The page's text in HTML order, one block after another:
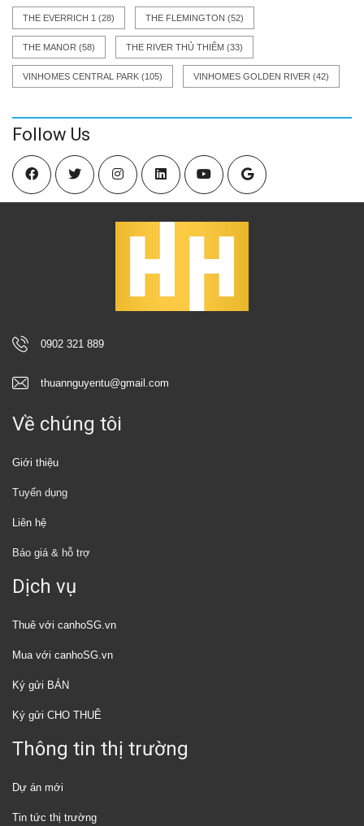
THE EVERRICH 1 (28) THE FLEMINGTON (52)
THE MANOR (58) THE RIVER THỦ THIÊM (33)
VINHOMES CENTRAL PARK (105) VINHOMES GOLDEN RIVER (42)
Follow Us
0902 321 889
thuannguyentu@gmail.com
Về chúng tôi
Giới thiệu
Tuyển dụng
Liên hệ
Báo giá & hỗ trợ
Dịch vụ
Thuê với canhoSG.vn
Mua với canhoSG.vn
Ký gửi BÁN
Ký gửi CHO THUÊ
Thông tin thị trường
Dự án mới
Tin tức thị trường